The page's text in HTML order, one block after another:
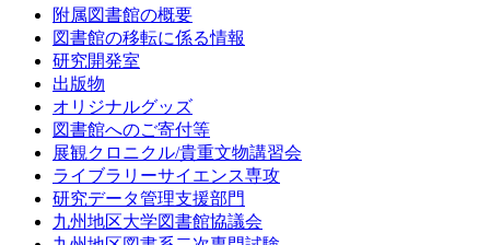
附属図書館の概要
図書館の移転に係る情報
研究開発室
出版物
オリジナルグッズ
図書館へのご寄付等
展観クロニクル/貴重文物講習会
ライブラリーサイエンス専攻
研究データ管理支援部門
九州地区大学図書館協議会